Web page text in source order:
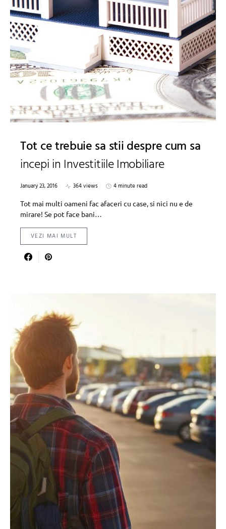
Tot ce trebuie sa stii despre cum sa
incepi in Investitiile Imobiliare
January 23, 2016 364 views
4 minute read
Tot mai multi oameni fac afaceri cu case, si nici nu e de
mirare! Se pot face bani…
VEZI MAI MULT